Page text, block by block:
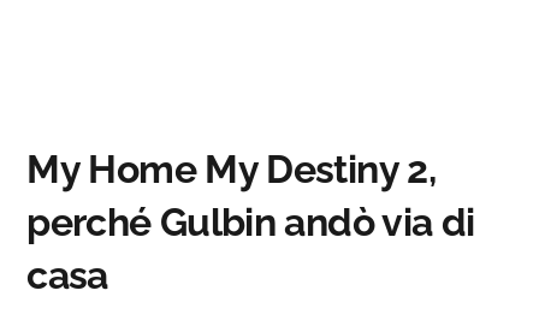
My Home My Destiny 2,
perché Gulbin andò via di
casa